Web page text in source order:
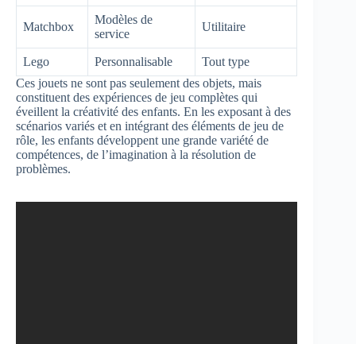
Matchbox
Modèles de
service
Utilitaire
Lego Personnalisable
Tout type
Ces jouets ne sont pas seulement des objets, mais
constituent des expériences de jeu complètes qui
éveillent la créativité des enfants. En les exposant à des
scénarios variés et en intégrant des éléments de jeu de
rôle, les enfants développent une grande variété de
compétences, de l’imagination à la résolution de
problèmes.